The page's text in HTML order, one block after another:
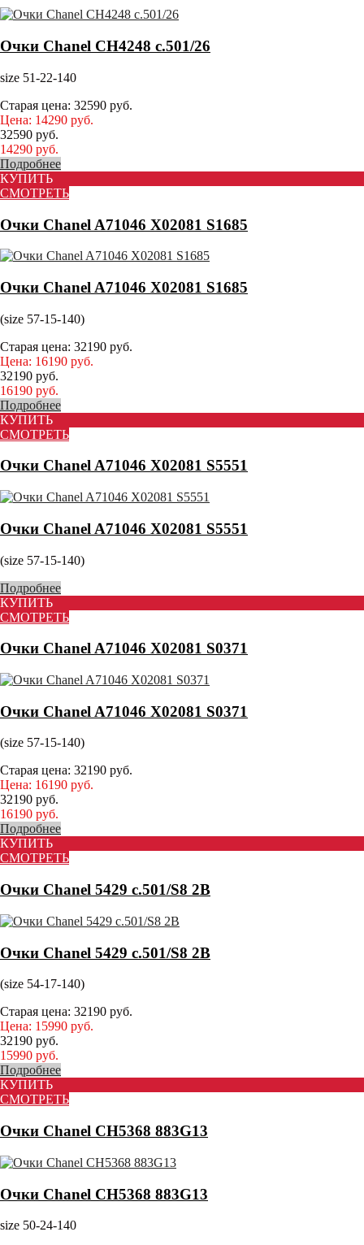
Очки Chanel CH4248 с.501/26
size 51-22-140
Старая цена: 32590 руб.
Цена: 14290 руб.
32590 руб.
14290 руб.
Подробнее
КУПИТЬ
СМОТРЕТЬ
Очки Chanel A71046 X02081 S1685
Очки Chanel A71046 X02081 S1685
(size 57-15-140)
Старая цена: 32190 руб.
Цена: 16190 руб.
32190 руб.
16190 руб.
Подробнее
КУПИТЬ
СМОТРЕТЬ
Очки Chanel A71046 X02081 S5551
Очки Chanel A71046 X02081 S5551
(size 57-15-140)
Подробнее
КУПИТЬ
СМОТРЕТЬ
Очки Chanel A71046 X02081 S0371
Очки Chanel A71046 X02081 S0371
(size 57-15-140)
Старая цена: 32190 руб.
Цена: 16190 руб.
32190 руб.
16190 руб.
Подробнее
КУПИТЬ
СМОТРЕТЬ
Очки Chanel 5429 c.501/S8 2B
Очки Chanel 5429 c.501/S8 2B
(size 54-17-140)
Старая цена: 32190 руб.
Цена: 15990 руб.
32190 руб.
15990 руб.
Подробнее
КУПИТЬ
СМОТРЕТЬ
Очки Chanel CH5368 883G13
Очки Chanel CH5368 883G13
size 50-24-140